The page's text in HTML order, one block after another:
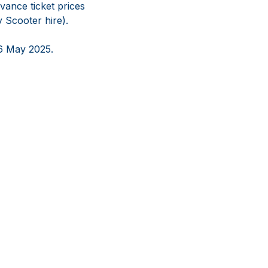
ticket prices
Scooter hire).
May 2025.